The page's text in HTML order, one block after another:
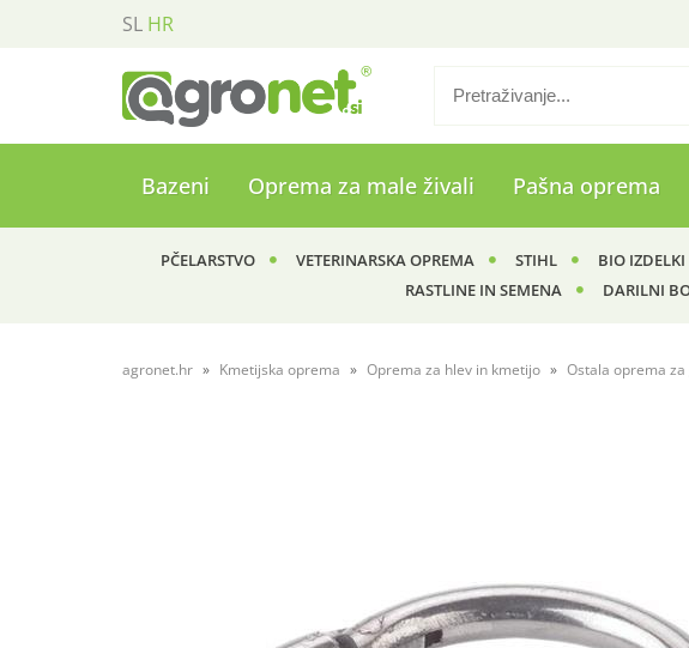
SL HR
Bazeni Oprema za male živali Pašna oprema
PČELARSTVO VETERINARSKA OPREMA STIHL BIO IZDELKI
RASTLINE IN SEMENA
DARILNI
agronet.hr Kmetijska oprema Oprema za hlev in kmetijo Ostala oprema